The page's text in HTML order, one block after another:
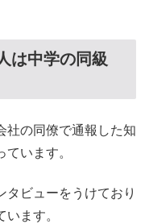
は中学の同級
社の同僚で通報した知
います。
タビューをうけており
ます。